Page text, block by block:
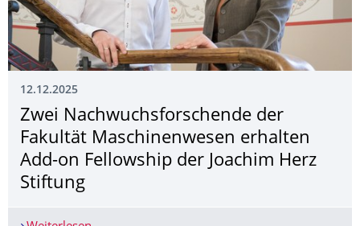
12.12.2025
Zwei Nachwuchsforschen­de der
Fakultät Maschinenwesen erhalten
Add-on Fellowship der Joachim Herz
Stiftung